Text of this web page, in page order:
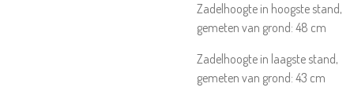
Zadelhoogte in hoogste stand,
gemeten van grond: 48 cm
Zadelhoogte in laagste stand,
gemeten van grond: 43 cm